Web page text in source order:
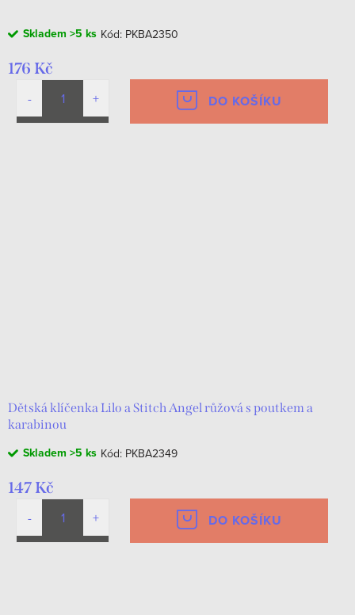
Skladem >5 ks Kód: PKBA2350
176 Kč
DO KOŠÍKU
Dětská klíčenka Lilo a Stitch Angel růžová s poutkem a
karabinou
Skladem >5 ks Kód: PKBA2349
147 Kč
DO KOŠÍKU